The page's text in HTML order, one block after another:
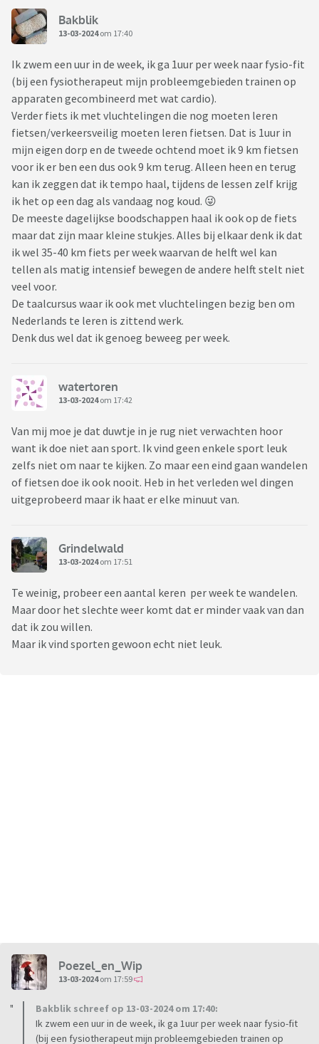
Bakblik
13-03-2024om 17:40
Ik zwem een uur in de week, ik ga 1uur per week naar fysio-fit
(bij een fysiotherapeut mijn probleemgebieden trainen op
apparaten gecombineerd met wat cardio).
Verder fiets ik met vluchtelingen die nog moeten leren
fietsen/verkeersveilig moeten leren fietsen. Dat is 1uur in
mijn eigen dorp en de tweede ochtend moet ik 9 km fietsen
voor ik er ben een dus ook 9 km terug. Alleen heen en terug
kan ik zeggen dat ik tempo haal, tijdens de lessen zelf krijg
ik het op een dag als vandaag nog koud. 😜
De meeste dagelijkse boodschappen haal ik ook op de fiets
maar dat zijn maar kleine stukjes. Alles bij elkaar denk ik dat
ik wel 35-40 km fiets per week waarvan de helft wel kan
tellen als matig intensief bewegen de andere helft stelt niet
veel voor.
De taalcursus waar ik ook met vluchtelingen bezig ben om
Nederlands te leren is zittend werk.
Denk dus wel dat ik genoeg beweeg per week.
watertoren
13-03-2024om 17:42
Van mij moe je dat duwtje in je rug niet verwachten hoor
want ik doe niet aan sport. Ik vind geen enkele sport leuk
zelfs niet om naar te kijken. Zo maar een eind gaan wandelen
of fietsen doe ik ook nooit. Heb in het verleden wel dingen
uitgeprobeerd maar ik haat er elke minuut van.
Grindelwald
13-03-2024om 17:51
Te weinig, probeer een aantal keren per week te wandelen.
Maar door het slechte weer komt dat er minder vaak van dan
dat ik zou willen.
Maar ik vind sporten gewoon echt niet leuk.
Poezel_en_Wip
13-03-2024om 17:59
Bakblik schreef op 13-03-2024 om 17:40:
Ik zwem een uur in de week, ik ga 1uur per week naar fysio-fit
(bij een fysiotherapeut mijn probleemgebieden trainen op